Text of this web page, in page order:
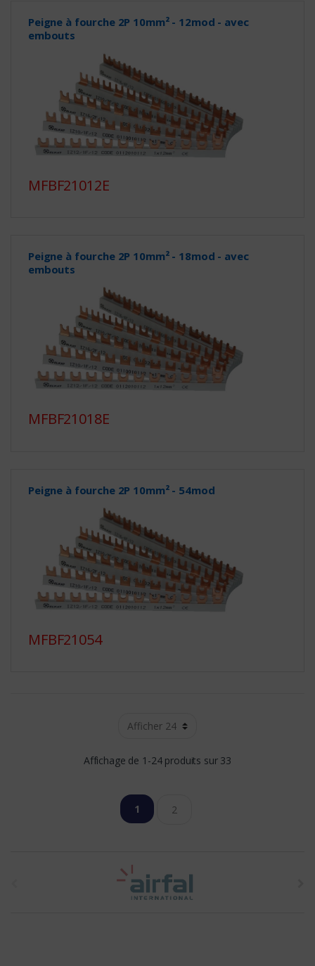
Peigne à fourche 2P 10mm² - 12mod - avec
embouts
MFBF21012E
Peigne à fourche 2P 10mm² - 18mod - avec
embouts
MFBF21018E
Peigne à fourche 2P 10mm² - 54mod
MFBF21054
Affichage de 1-24 produits sur 33
1 2